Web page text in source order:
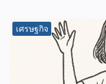
เศรษฐกิจ